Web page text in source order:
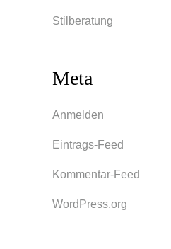
Stilberatung
Meta
Anmelden
Eintrags-Feed
Kommentar-Feed
WordPress.org